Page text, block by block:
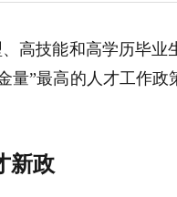
高技能和高学历毕
量”最高的人才工作
新政